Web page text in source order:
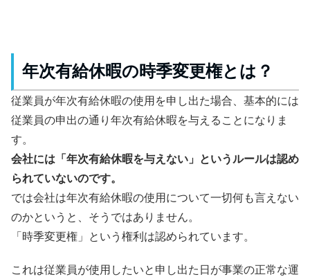
年次有給休暇の時季変更権とは？
従業員が年次有給休暇の使用を申し出た場合、基本的には
従業員の申出の通り年次有給休暇を与えることになりま
す。
会社には「年次有給休暇を与えない」というルールは認め
られていないのです。
では会社は年次有給休暇の使用について一切何も言えない
のかというと、そうではありません。
「時季変更権」という権利は認められています。
これは従業員が使用したいと申し出た日が事業の正常な運